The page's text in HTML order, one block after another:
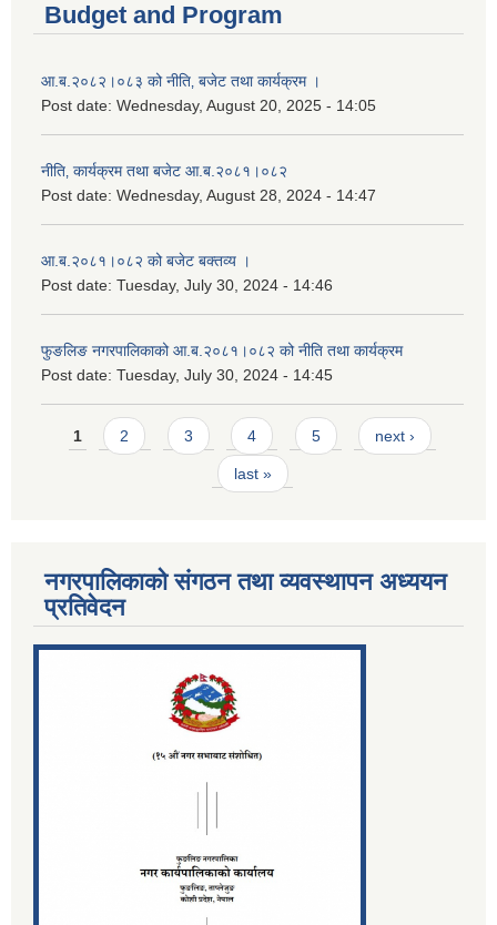
Budget and Program
आ.ब.२०८२।०८३ को नीति‚ बजेट तथा कार्यक्रम ।
Post date: Wednesday, August 20, 2025 - 14:05
नीति‚ कार्यक्रम तथा बजेट आ.ब.२०८१।०८२
Post date: Wednesday, August 28, 2024 - 14:47
आ.ब.२०८१।०८२ को बजेट बक्तव्य ।
Post date: Tuesday, July 30, 2024 - 14:46
फुङलिङ नगरपालिकाको आ.ब.२०८१।०८२ को नीति तथा कार्यक्रम
Post date: Tuesday, July 30, 2024 - 14:45
Pages
1 2 3 4 5 next ›
last »
नगरपालिकाको संगठन तथा व्यवस्थापन अध्ययन
प्रतिवेदन